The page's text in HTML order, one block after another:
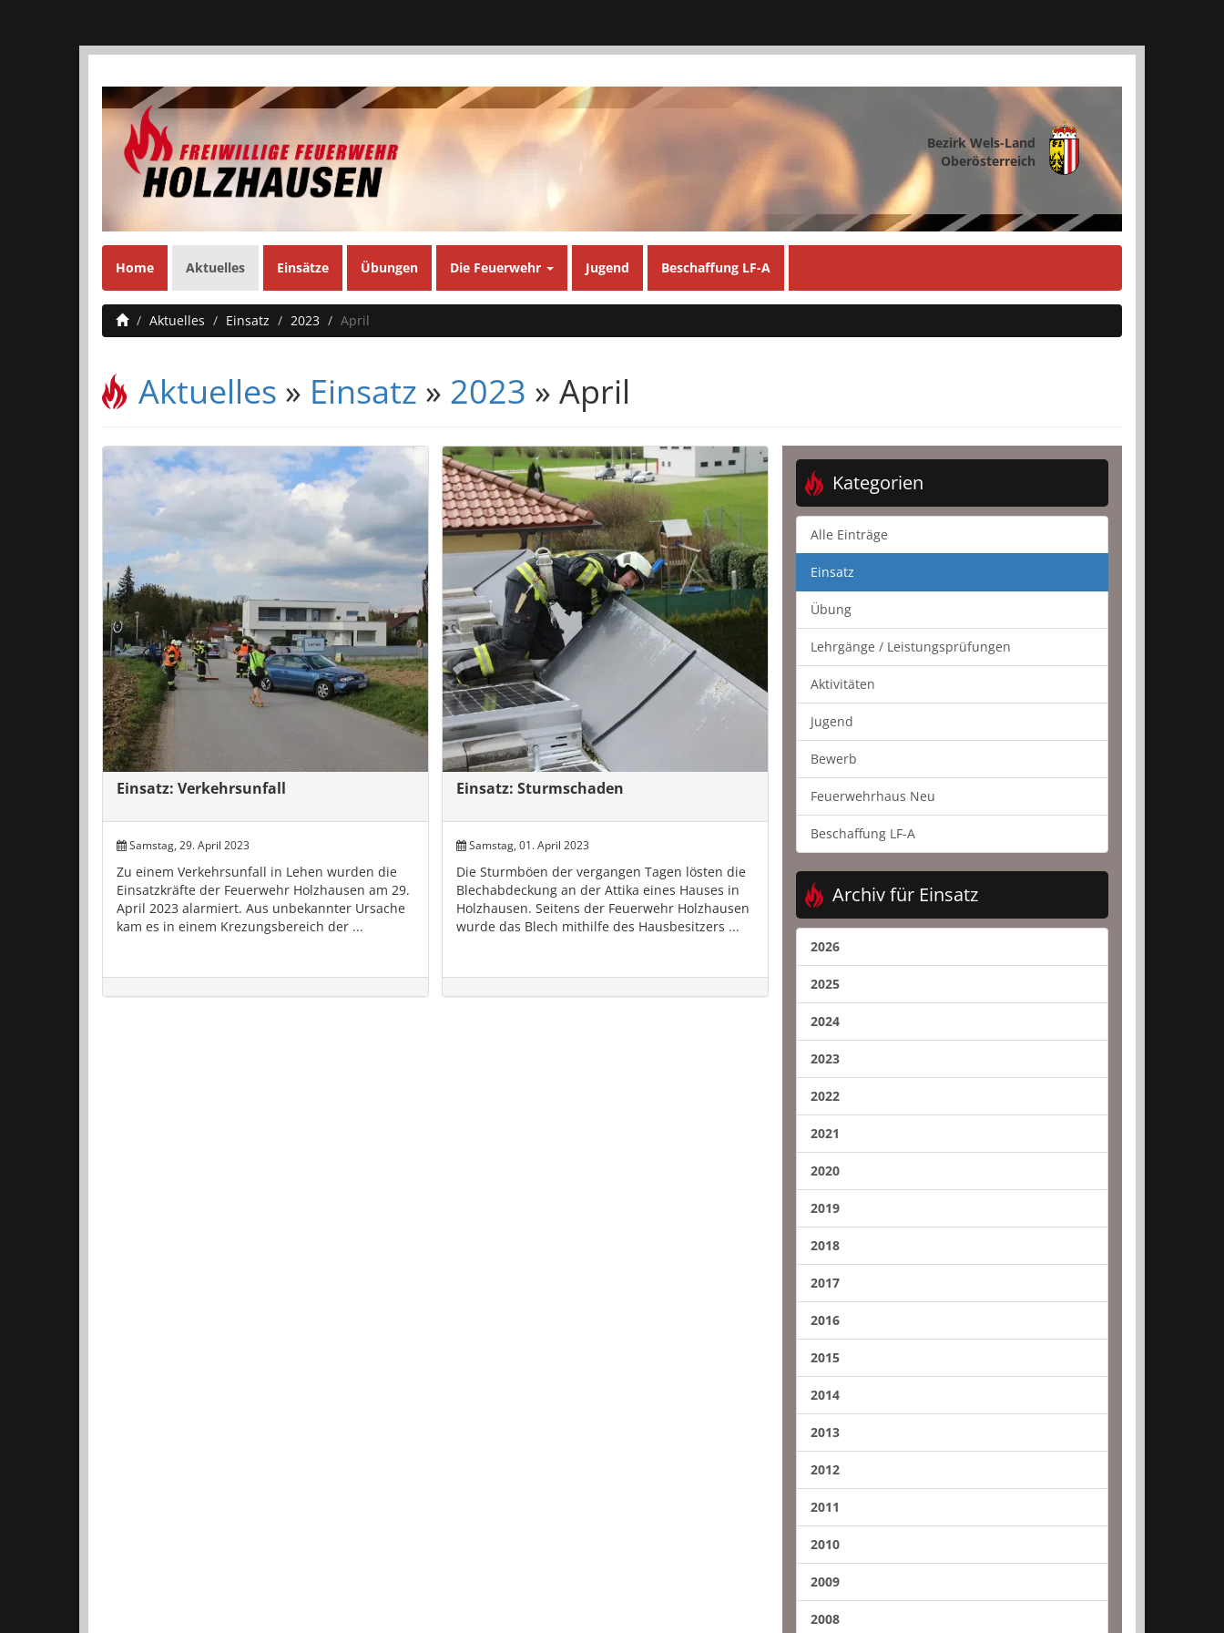
Bezirk Wels-Land
Oberösterreich
Home Aktuelles Einsätze Übungen Die Feuerwehr Jugend Beschaffung LF-A
Aktuelles Einsatz 2023 April
Aktuelles » Einsatz » 2023 » April
Einsatz: Verkehrsunfall
Samstag, 29. April 2023
Zu einem Verkehrsunfall in Lehen wurden die
Einsatzkräfte der Feuerwehr Holzhausen am 29.
April 2023 alarmiert. Aus unbekannter Ursache
kam es in einem Krezungsbereich der ...
Einsatz: Sturmschaden
Samstag, 01. April 2023
Die Sturmböen der vergangen Tagen lösten die
Blechabdeckung an der Attika eines Hauses in
Holzhausen. Seitens der Feuerwehr Holzhausen
wurde das Blech mithilfe des Hausbesitzers ...
Kategorien
Alle Einträge
Einsatz
Übung
Lehrgänge / Leistungsprüfungen
Aktivitäten
Jugend
Bewerb
Feuerwehrhaus Neu
Beschaffung LF-A
Archiv für Einsatz
2026
2025
2024
2023
2022
2021
2020
2019
2018
2017
2016
2015
2014
2013
2012
2011
2010
2009
2008